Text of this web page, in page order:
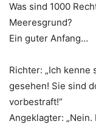
Was sind 1000
Meeresgrund?
Ein guter Anfang…
Richter: „Ich kenne
gesehen! Sie sind
vorbestraft!“
Angeklagter: